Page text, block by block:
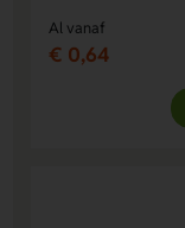
Al vanaf
€ 0,64